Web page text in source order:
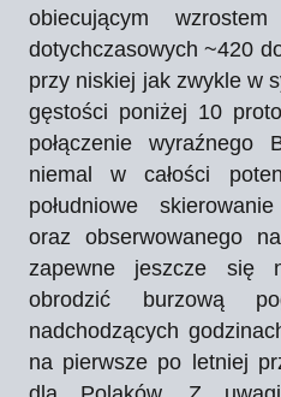
obiecującym
dotychczasowych ~420
przy niskiej jak zwykle w
gęstości poniżej 10
połączenie wyraźnego
niemal w całości
południowe
oraz obserwowanego
zapewne jeszcze się
obrodzić burzową
nadchodzących
na pierwsze po letniej